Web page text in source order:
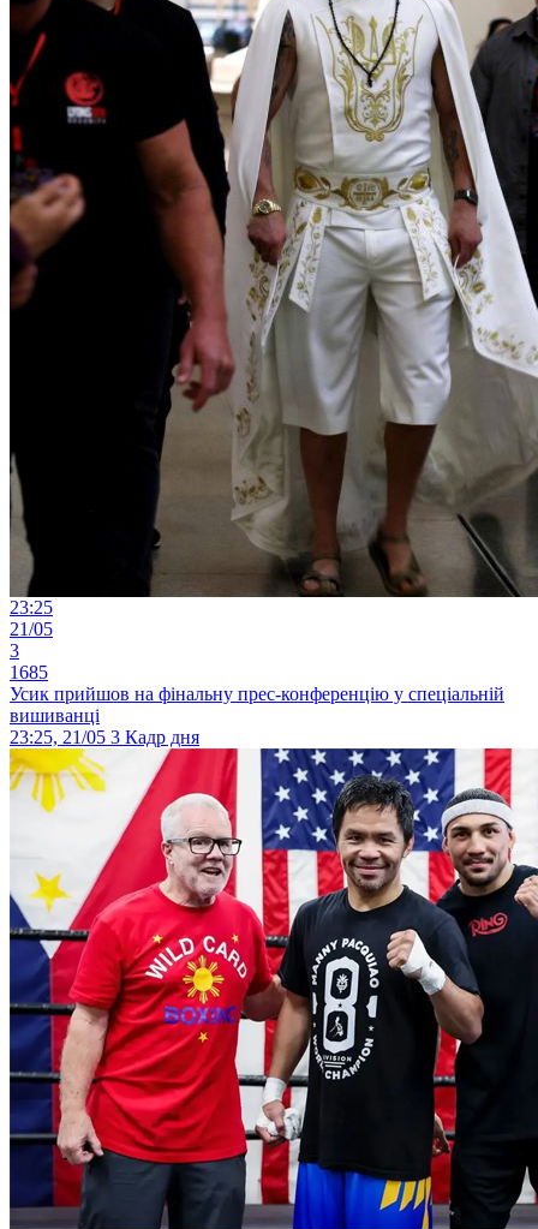
23:25
21/05
3
1685
Усик прийшов на фінальну прес-конференцію у спеціальній
вишиванці
23:25, 21/05 3 Кадр дня